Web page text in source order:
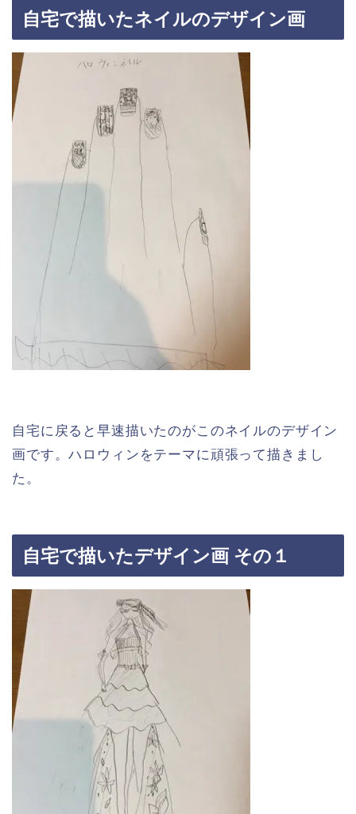
自宅で描いたネイルのデザイン画
自宅に戻ると早速描いたのがこのネイルのデザイン
画です。ハロウィンをテーマに頑張って描きまし
た。
自宅で描いたデザイン画 その１